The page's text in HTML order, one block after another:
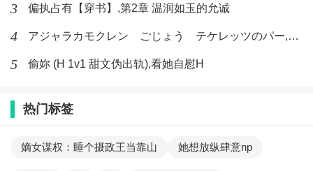
3 偏执占有【穿书】,第2章 温润如玉的允诚
4 アジャラカモクレン ごじょう テケレッツのパー,【No. 42 Rube Goldberg Machine】十四
5 偷妳 (H 1v1 甜文伪出轨),看她自慰H
热门标签
嫡女谋权：睡个摄政王当靠山 她想放纵肆意np